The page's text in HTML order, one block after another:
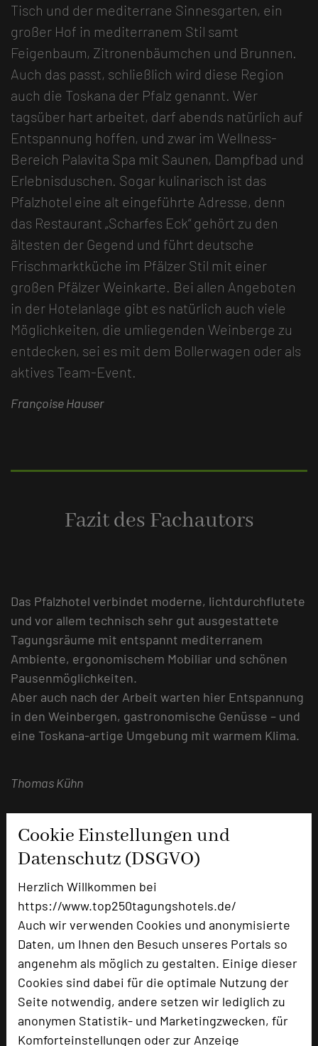
Cookie Einstellungen und
Datenschutz (DSGVO)
Herzlich Willkommen bei
https://www.top250tagungshotels.de/
Auch wir verwenden Cookies und anonymisierte
Daten, um Ihnen den Besuch unseres Portals so
angenehm als möglich zu gestalten. Einige dieser
Cookies sind dabei für die optimale Nutzung der
Seite notwendig, andere setzen wir lediglich zu
anonymen Statistik- und Marketingzwecken, für
Komforteinstellungen oder zur Anzeige
Tisch und der mediterrane Sinnesgarten, ein
großer Hof in mediterranem Stil samt
Feigenbaum, Zitronenbäumchen und Brunnen.
Auch das passt, schließlich wird diese Region
auch die Toskana der Pfalz genannt. Wer
tagsüber hart arbeitet, darf abends natürlich auf
Entspannung hoffen, und zwar im Wellness-
Bereich Palavita Spa mit Saunen, Dampfbad und
Erlebnisduschen. Sogar kulinarisch ist das
Pfalzhotel eine alt eingeführte Adresse, denn
das Restaurant „Scharfes Eck“ gehört zu den
ältesten der Gegend und führt deutsche
Frischmarktküche im Pfälzer Stil mit einer
großen Pfälzer Weinkarte. Bei allen Angeboten
in der Hotelanlage gibt es natürlich auch viele
Möglichkeiten, die umliegenden Weinberge zu
entdecken, sei es mit dem Bollerwagen oder als
aktives Team-Event.
Françoise Hauser
Fazit des Fachautors
Das Pfalzhotel verbindet moderne, lichtdurchflutete
und vor allem technisch sehr gut ausgestattete
Tagungsräume mit entspannt mediterranem
Ambiente, ergonomischem Mobiliar und schönen
Pausenmöglichkeiten.
Aber auch nach der Arbeit warten hier Entspannung
in den Weinbergen, gastronomische Genüsse – und
eine Toskana-artige Umgebung mit warmem Klima.
Thomas Kühn
Pfalzhotel Asselheim
Holzweg 6 - 8
67269 Grünstadt-Asselheim